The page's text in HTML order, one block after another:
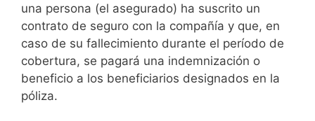
una persona (el asegurado) ha suscrito un
contrato de seguro con la compañía y que, en
caso de su fallecimiento durante el período de
cobertura, se pagará una indemnización o
beneficio a los beneficiarios designados en la
póliza.